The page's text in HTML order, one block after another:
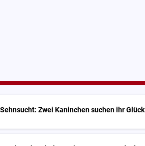
Zwei Kaninchen suchen ihr Glück